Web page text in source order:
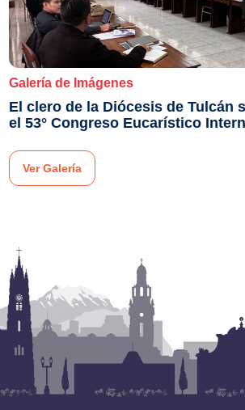
Galería de Imágenes
El clero de la Diócesis de Tulcán
el 53° Congreso Eucarístico
Ver Galería